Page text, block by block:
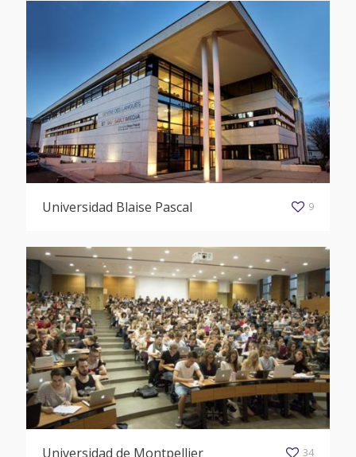
Universidad Blaise Pascal 9
Universidad de Montpellier 34